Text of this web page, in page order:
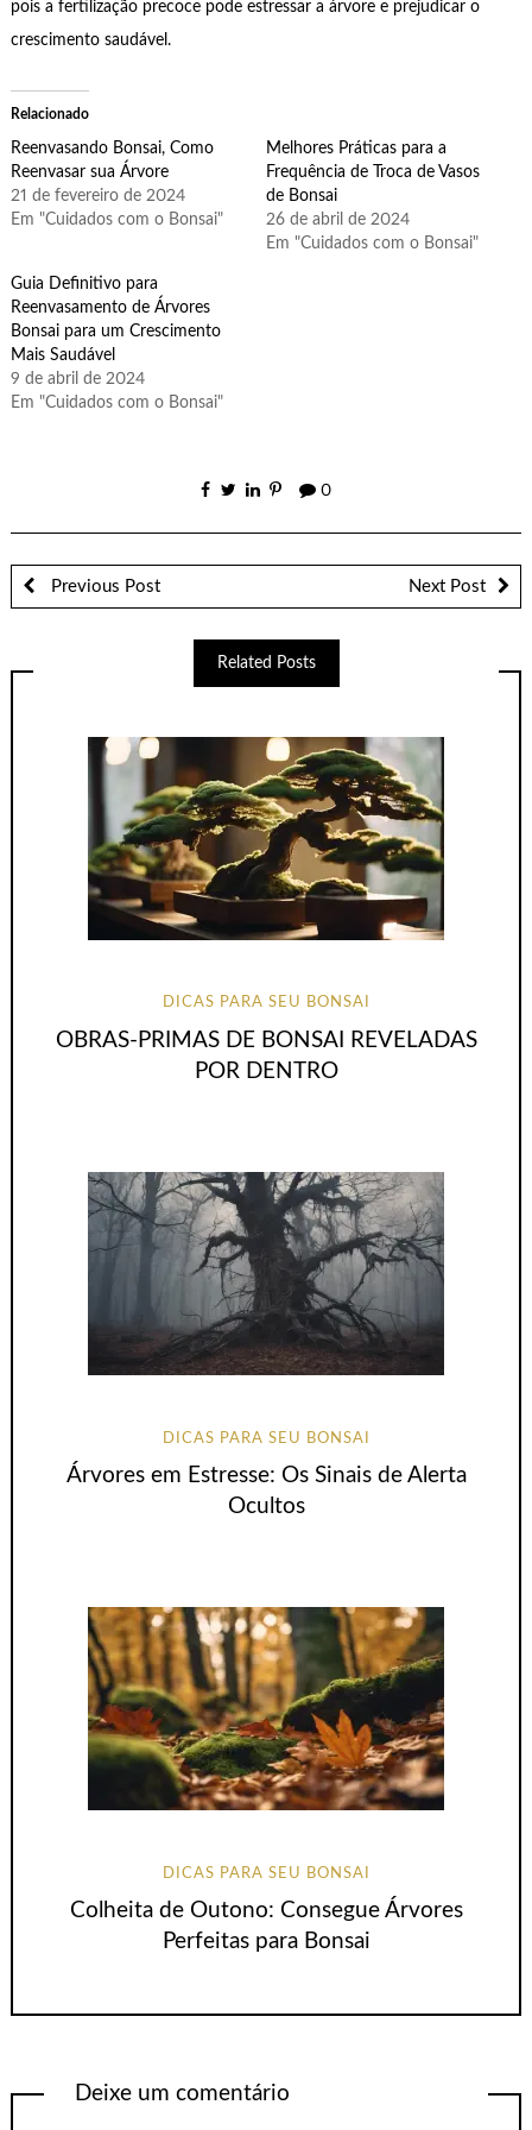
pois a fertilização precoce pode estressar a árvore e prejudicar o
crescimento saudável.
Relacionado
Reenvasando Bonsai, Como
Reenvasar sua Árvore
21 de fevereiro de 2024
Em "Cuidados com o Bonsai"
Melhores Práticas para a
Frequência de Troca de Vasos
de Bonsai
26 de abril de 2024
Em "Cuidados com o Bonsai"
Guia Definitivo para
Reenvasamento de Árvores
Bonsai para um Crescimento
Mais Saudável
9 de abril de 2024
Em "Cuidados com o Bonsai"
0
Previous Post Next Post
Related Posts
DICAS PARA SEU BONSAI
OBRAS-PRIMAS DE BONSAI REVELADAS
POR DENTRO
DICAS PARA SEU BONSAI
Árvores em Estresse: Os Sinais de Alerta
Ocultos
DICAS PARA SEU BONSAI
Colheita de Outono: Consegue Árvores
Perfeitas para Bonsai
Deixe um comentário